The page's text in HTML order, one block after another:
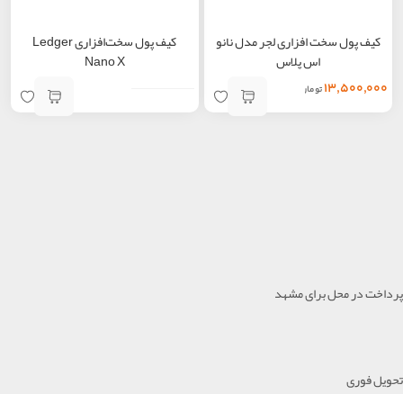
کیف پول سخت افزاری لجر مدل نانو
اس پلاس
۱۳,۵۰۰,۰۰۰ تومان
کیف پول سخت‌افزاری Ledger
Nano X
پرداخت در محل برای مشهد
تحویل فوری